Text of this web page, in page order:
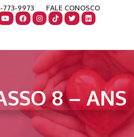
773-9973
FALE CONOSCO
8 – ANS